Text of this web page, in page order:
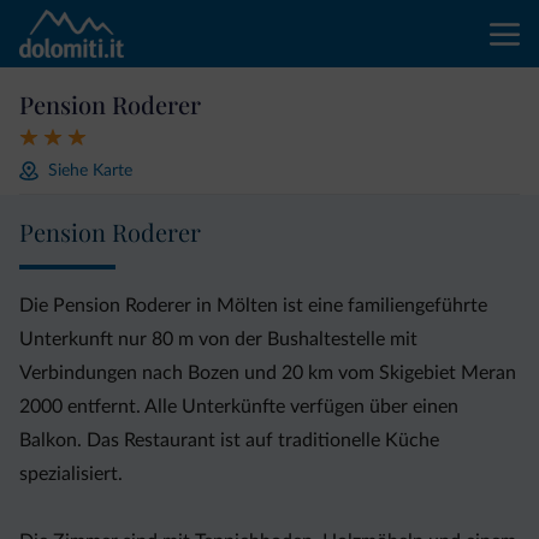
Pension Roderer
Siehe Karte
Pension Roderer
Die Pension Roderer in Mölten ist eine familiengeführte
Unterkunft nur 80 m von der Bushaltestelle mit
Verbindungen nach Bozen und 20 km vom Skigebiet Meran
2000 entfernt. Alle Unterkünfte verfügen über einen
Balkon. Das Restaurant ist auf traditionelle Küche
spezialisiert.